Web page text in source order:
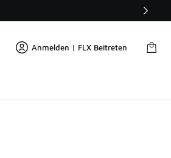
Anmelden | FLX Beitreten